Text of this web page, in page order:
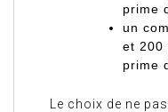
prime
un
et 200
prime
Le choix de ne